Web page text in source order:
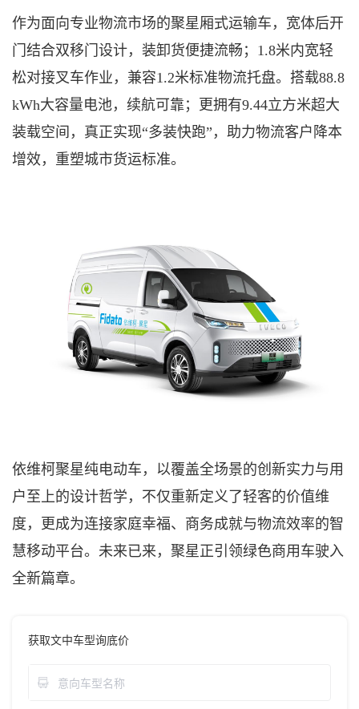
作为面向专业物流市场的聚星厢式运输车，宽体后开
门结合双移门设计，装卸货便捷流畅； 1.8米内宽轻
松对接叉车作业，兼容1.2米标准物流托盘。搭载88.8
kWh大容量电池，续航可靠；更拥有9.44立方米超大
装载空间，真正实现“多装快跑”，助力物流客户降本
增效，重塑城市货运标准。
依维柯聚星纯电动车，以覆盖全场景的创新实力与用
户至上的设计哲学，不仅重新定义了轻客的价值维
度，更成为连接家庭幸福、商务成就与物流效率的智
慧移动平台。未来已来，聚星正引领绿色商用车驶入
全新篇章。
获取文中车型询底价